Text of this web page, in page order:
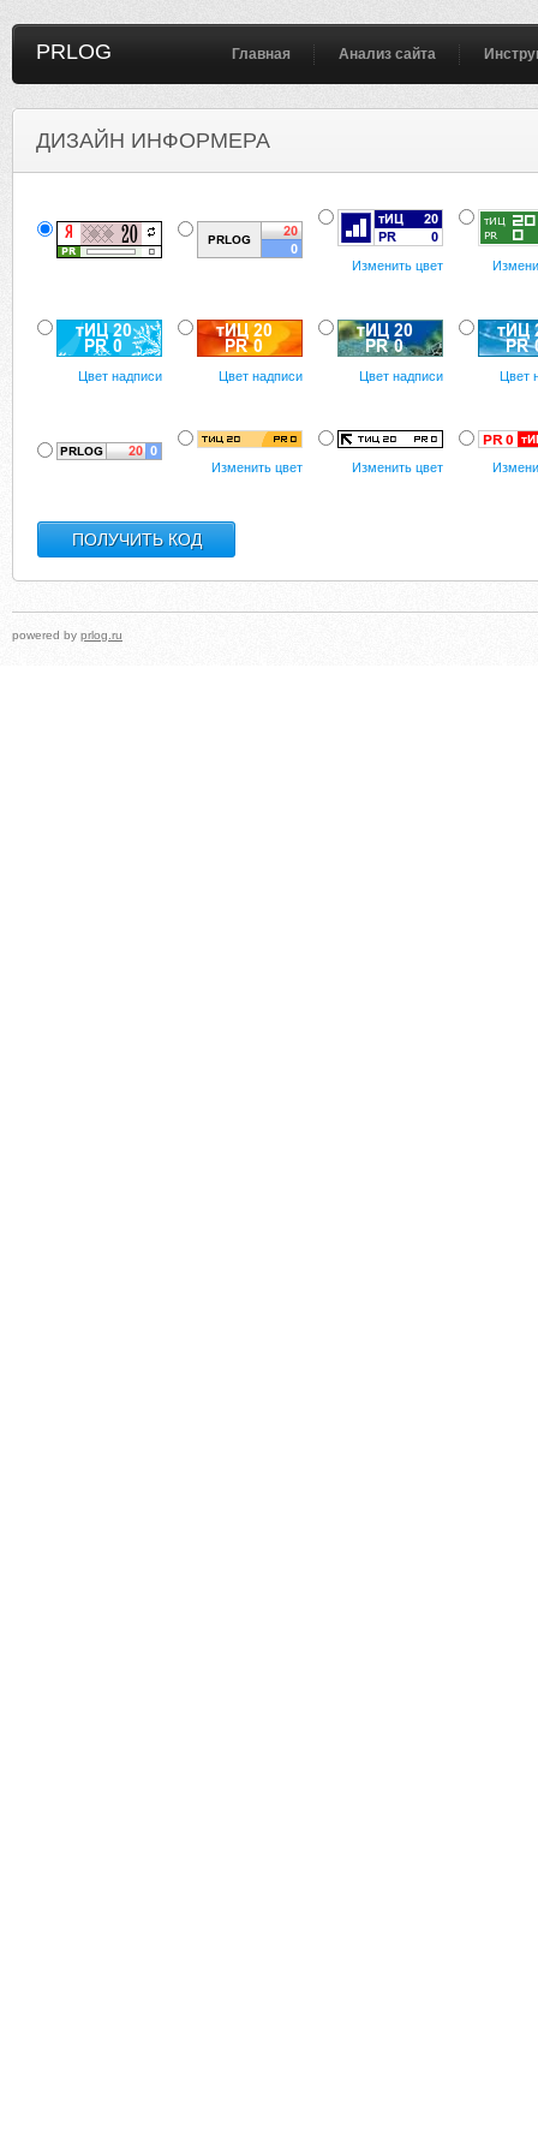
PRLOG Главная Анализ сайта
ДИЗАЙН ИНФОРМЕРА
Изменить цвет
Цвет надписи Цвет надписи Цвет надписи Цвет
Изменить цвет Изменить цвет
powered by prlog.ru